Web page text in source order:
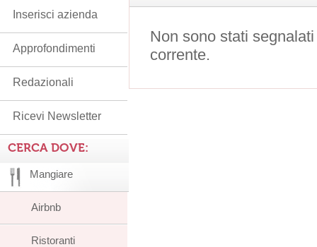
Non sono stati
corrente.
Inserisci azienda
Approfondimenti
Redazionali
Ricevi Newsletter
CERCA DOVE:
Mangiare
Airbnb
Ristoranti